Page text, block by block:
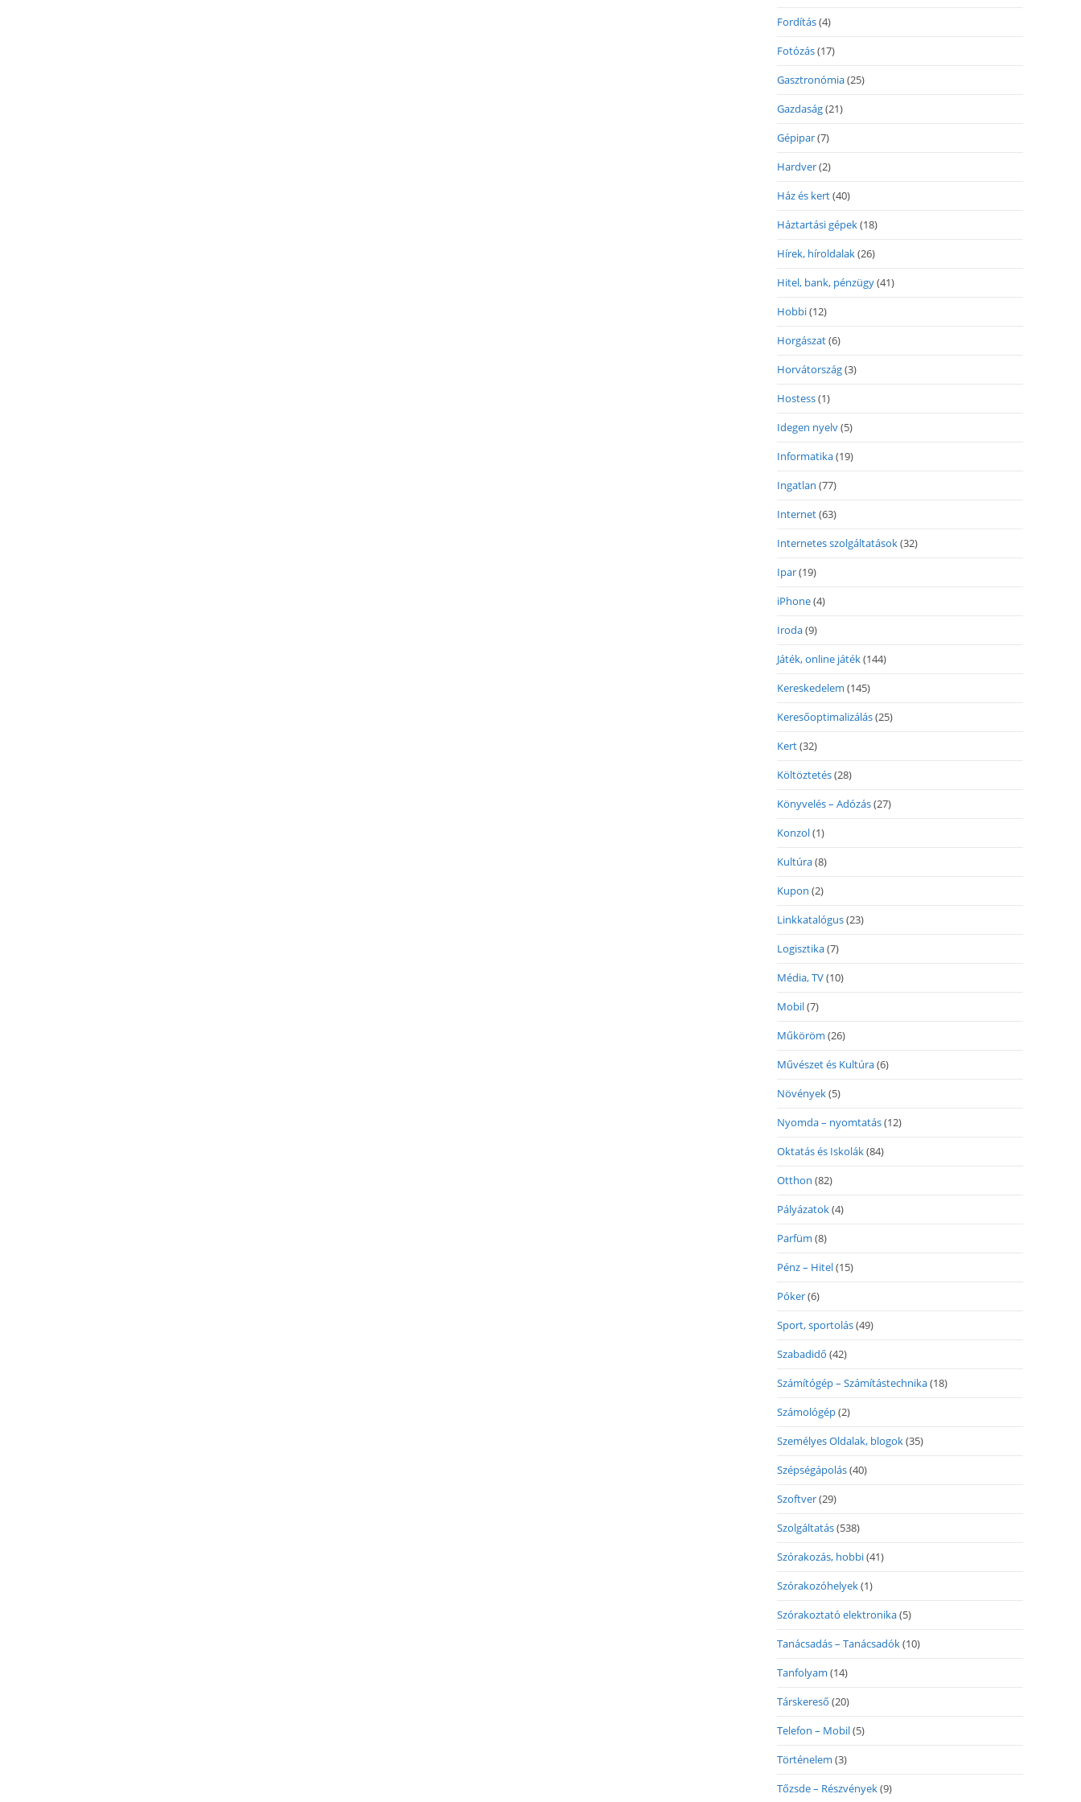
Fordítás(4)
Fotózás(17)
Gasztronómia(25)
Gazdaság(21)
Gépipar(7)
Hardver(2)
Ház és kert(40)
Háztartási gépek(18)
Hírek, híroldalak(26)
Hitel, bank, pénzügy(41)
Hobbi(12)
Horgászat(6)
Horvátország(3)
Hostess(1)
Idegen nyelv(5)
Informatika(19)
Ingatlan (77)
Internet(63)
Internetes szolgáltatások(32)
Ipar(19)
iPhone(4)
Iroda(9)
Játék, online játék(144)
Kereskedelem (145)
Keresőoptimalizálás(25)
Kert(32)
Költöztetés(28)
Könyvelés – Adózás(27)
Konzol(1)
Kultúra(8)
Kupon (2)
Linkkatalógus(23)
Logisztika(7)
Média, TV(10)
Mobil(7)
Műköröm (26)
Művészet és Kultúra(6)
Növények(5)
Nyomda – nyomtatás(12)
Oktatás és Iskolák(84)
Otthon (82)
Pályázatok(4)
Parfüm (8)
Pénz – Hitel(15)
Póker(6)
Sport, sportolás(49)
Szabadidő (42)
Számítógép – Számítástechnika(18)
Számológép(2)
Személyes Oldalak, blogok(35)
Szépségápolás(40)
Szoftver(29)
Szolgáltatás(538)
Szórakozás, hobbi(41)
Szórakozóhelyek(1)
Szórakoztató elektronika(5)
Tanácsadás – Tanácsadók(10)
Tanfolyam (14)
Társkereső (20)
Telefon – Mobil(5)
Történelem (3)
Tőzsde – Részvények(9)